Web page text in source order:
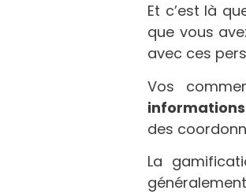
Et c’est là
que vous
avec ces
Vos
des
La